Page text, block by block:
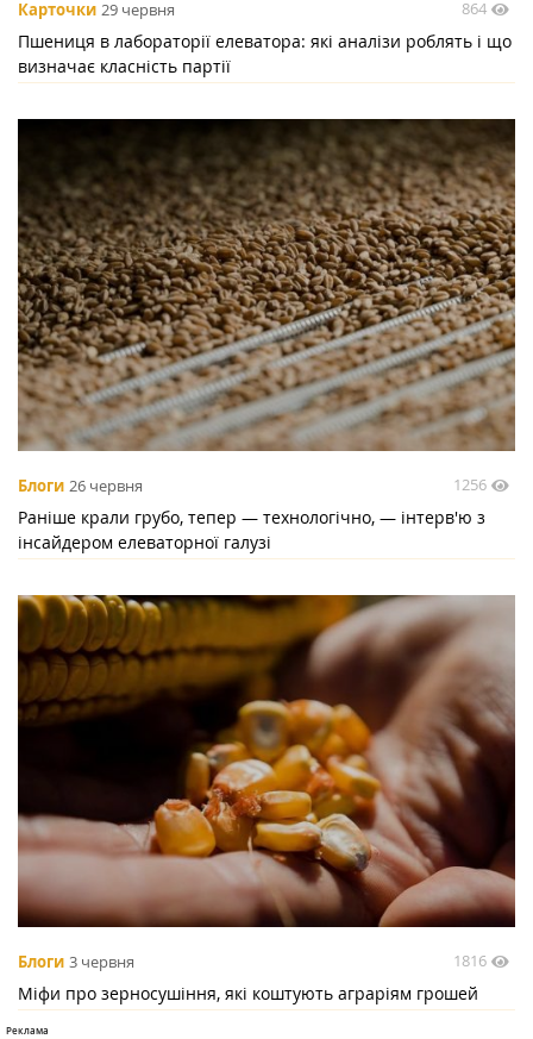
Карточки 29 червня 864
Пшениця в лабораторії елеватора: які аналізи роблять і що
визначає класність партії
Блоги 26 червня 1256
Раніше крали грубо, тепер — технологічно, — інтерв'ю з
інсайдером елеваторної галузі
Блоги 3 червня 1816
Міфи про зерносушіння, які коштують аграріям грошей